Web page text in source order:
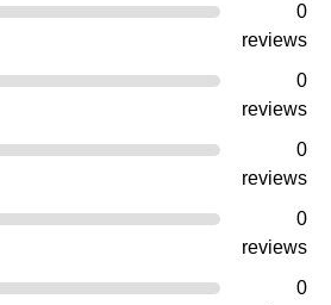
0
reviews
0
reviews
0
reviews
0
reviews
0